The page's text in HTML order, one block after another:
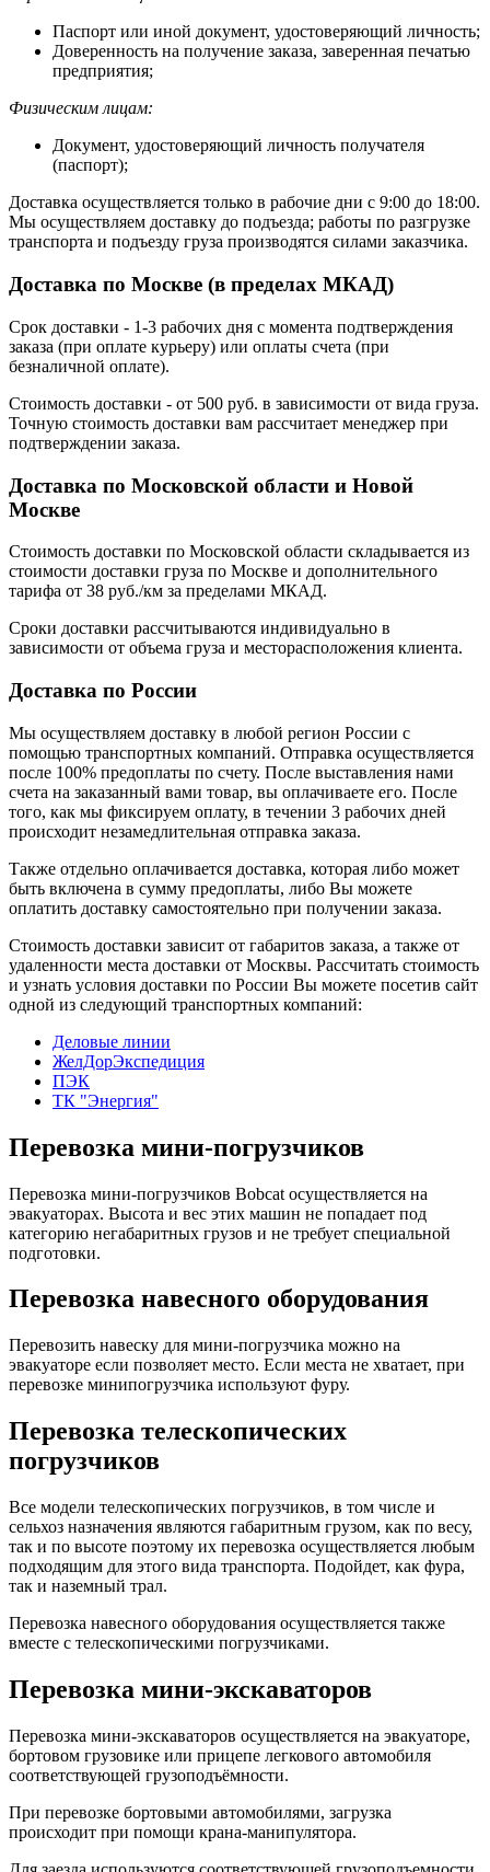
Паспорт или иной документ, удостоверяющий личность;
Доверенность на получение заказа, заверенная печатью
предприятия;
Физическим лицам:
Документ, удостоверяющий личность получателя
(паспорт);
Доставка осуществляется только в рабочие дни с 9:00 до 18:00.
Мы осуществляем доставку до подъезда; работы по разгрузке
транспорта и подъезду груза производятся силами заказчика.
Доставка по Москве (в пределах МКАД)
Срок доставки - 1-3 рабочих дня с момента подтверждения
заказа (при оплате курьеру) или оплаты счета (при
безналичной оплате).
Стоимость доставки - от 500 руб. в зависимости от вида груза.
Точную стоимость доставки вам рассчитает менеджер при
подтверждении заказа.
Доставка по Московской области и Новой
Москве
Стоимость доставки по Московской области складывается из
стоимости доставки груза по Москве и дополнительного
тарифа от 38 руб./км за пределами МКАД.
Сроки доставки рассчитываются индивидуально в
зависимости от объема груза и месторасположения клиента.
Доставка по России
Мы осуществляем доставку в любой регион России с
помощью транспортных компаний. Отправка осуществляется
после 100% предоплаты по счету. После выставления нами
счета на заказанный вами товар, вы оплачиваете его. После
того, как мы фиксируем оплату, в течении 3 рабочих дней
происходит незамедлительная отправка заказа.
Также отдельно оплачивается доставка, которая либо может
быть включена в сумму предоплаты, либо Вы можете
оплатить доставку самостоятельно при получении заказа.
Стоимость доставки зависит от габаритов заказа, а также от
удаленности места доставки от Москвы. Рассчитать стоимость
и узнать условия доставки по России Вы можете посетив сайт
одной из следующий транспортных компаний:
Деловые линии
ЖелДорЭкспедиция
ПЭК
ТК "Энергия"
Перевозка мини-погрузчиков
Перевозка мини-погрузчиков Bobcat осуществляется на
эвакуаторах. Высота и вес этих машин не попадает под
категорию негабаритных грузов и не требует специальной
подготовки.
Перевозка навесного оборудования
Перевозить навеску для мини-погрузчика можно на
эвакуаторе если позволяет место. Если места не хватает, при
перевозке минипогрузчика используют фуру.
Перевозка телескопических
погрузчиков
Все модели телескопических погрузчиков, в том числе и
сельхоз назначения являются габаритным грузом, как по весу,
так и по высоте поэтому их перевозка осуществляется любым
подходящим для этого вида транспорта. Подойдет, как фура,
так и наземный трал.
Перевозка навесного оборудования осуществляется также
вместе с телескопическими погрузчиками.
Перевозка мини-экскаваторов
Перевозка мини-экскаваторов осуществляется на эвакуаторе,
бортовом грузовике или прицепе легкового автомобиля
соответствующей грузоподъёмности.
При перевозке бортовыми автомобилями, загрузка
происходит при помощи крана-манипулятора.